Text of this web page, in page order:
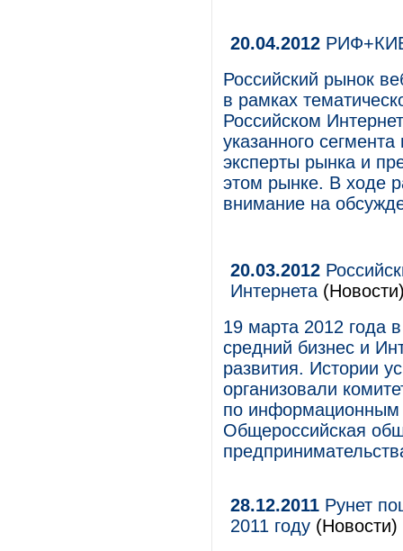
20.04.2012
Российский рынок
в рамках
Российском
указанного
эксперты рынка и
этом рынке. В ходе
внимание на
20.03.2012
Интернета
19 марта 2012 года
средний бизнес и
развития. Истории
организовали
по информационным
Общероссийская
28.12.2011 Рунет
2011 году (Новости)